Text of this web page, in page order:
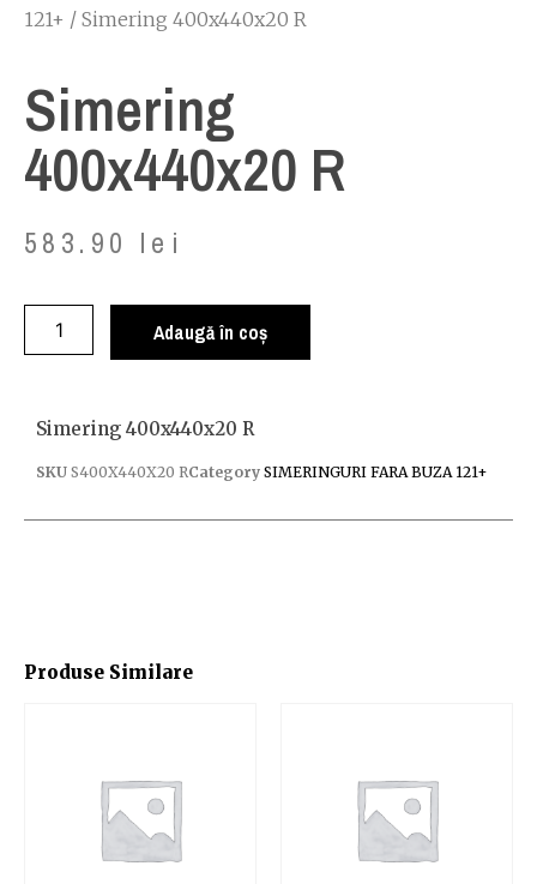
121+ / Simering 400x440x20 R
Simering
400x440x20 R
583.90 lei
Adaugă în coș
Produse Similare
Simering 400x440x20 R
SKU S400X440X20 RCategory SIMERINGURI FARA BUZA 121+